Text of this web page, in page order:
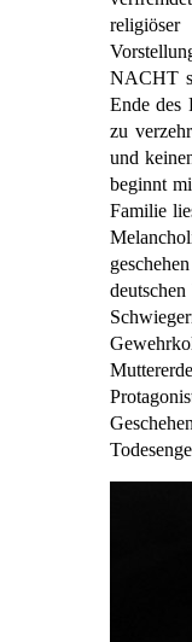
NACHT
Ende des
zu
und
beginnt
Familie